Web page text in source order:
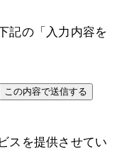
記の「入力内容を
スを提供させてい